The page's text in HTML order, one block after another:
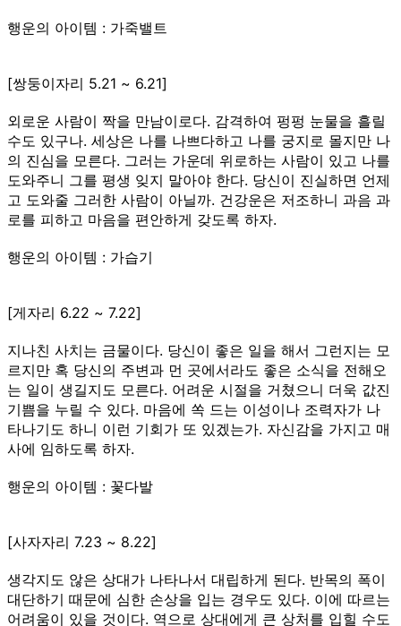
행운의 아이템 : 가죽밸트
[쌍둥이자리 5.21 ~ 6.21]
외로운 사람이 짝을 만남이로다. 감격하여 펑펑 눈물을 흘릴
수도 있구나. 세상은 나를 나쁘다하고 나를 궁지로 몰지만 나
의 진심을 모른다. 그러는 가운데 위로하는 사람이 있고 나를
도와주니 그를 평생 잊지 말아야 한다. 당신이 진실하면 언제
고 도와줄 그러한 사람이 아닐까. 건강운은 저조하니 과음 과
로를 피하고 마음을 편안하게 갖도록 하자.
행운의 아이템 : 가습기
[게자리 6.22 ~ 7.22]
지나친 사치는 금물이다. 당신이 좋은 일을 해서 그런지는 모
르지만 혹 당신의 주변과 먼 곳에서라도 좋은 소식을 전해오
는 일이 생길지도 모른다. 어려운 시절을 거쳤으니 더욱 값진
기쁨을 누릴 수 있다. 마음에 쏙 드는 이성이나 조력자가 나
타나기도 하니 이런 기회가 또 있겠는가. 자신감을 가지고 매
사에 임하도록 하자.
행운의 아이템 : 꽃다발
[사자자리 7.23 ~ 8.22]
생각지도 않은 상대가 나타나서 대립하게 된다. 반목의 폭이
대단하기 때문에 심한 손상을 입는 경우도 있다. 이에 따르는
어려움이 있을 것이다. 역으로 상대에게 큰 상처를 입힐 수도